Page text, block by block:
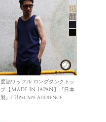
度詰ワッフル ロングタンクトッ
プ【MADE IN JAPAN】『日本
製』/ Upscape Audience